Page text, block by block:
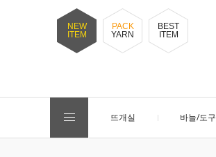
NEW
ITEM
PACK
YARN
BEST
ITEM
뜨개실 바늘/도구